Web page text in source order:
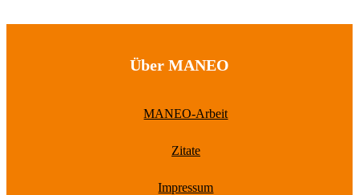
Über MANEO
MANEO-Arbeit
Zitate
Impressum